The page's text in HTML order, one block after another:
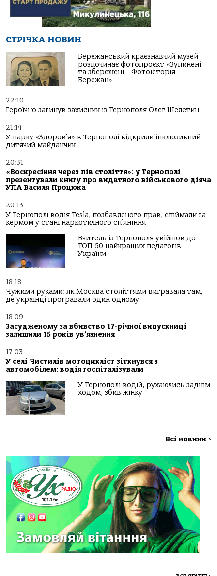
СТРІЧКА НОВИН
Бережанський краєзнавчий музей
розпочинає фотопроєкт «Зупинені
та збережені… Фотоісторія
Бережан»
22:10
Героїчно загинув захисник із Тернополя Олег Шелетин
21:14
У парку «Здоров’я» в Тернополі відкрили інклюзивний
дитячий майданчик
20:31
«Воскресіння через пів століття»: у Тернополі
презентували книгу про видатного військового діяча
УПА Василя Процюка
20:13
У Тернополі водія Tesla, позбавленого прав, спіймали за
кермом у стані наркотичного сп’яніння
Вчитель із Тернополя увійшов до
ТОП-50 найкращих педагогів
України
18:18
Чужими руками: як Москва століттями вигравала там,
де українці програвали один одному
18:09
Засудженому за вбивство 17-річної випускниці
залишили 15 років ув’язнення
17:03
У селі Чистилів мотоцикліст зіткнувся з
автомобілем: водія госпіталізували
У Тернополі водій, рухаючись заднім
ходом, збив жінку
Всі новини >